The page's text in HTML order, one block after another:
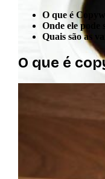
O que é
Onde ele pode
Quais são as
O que é